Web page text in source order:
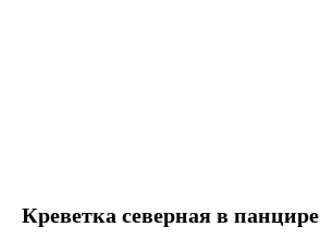
Креветка северная в панцире